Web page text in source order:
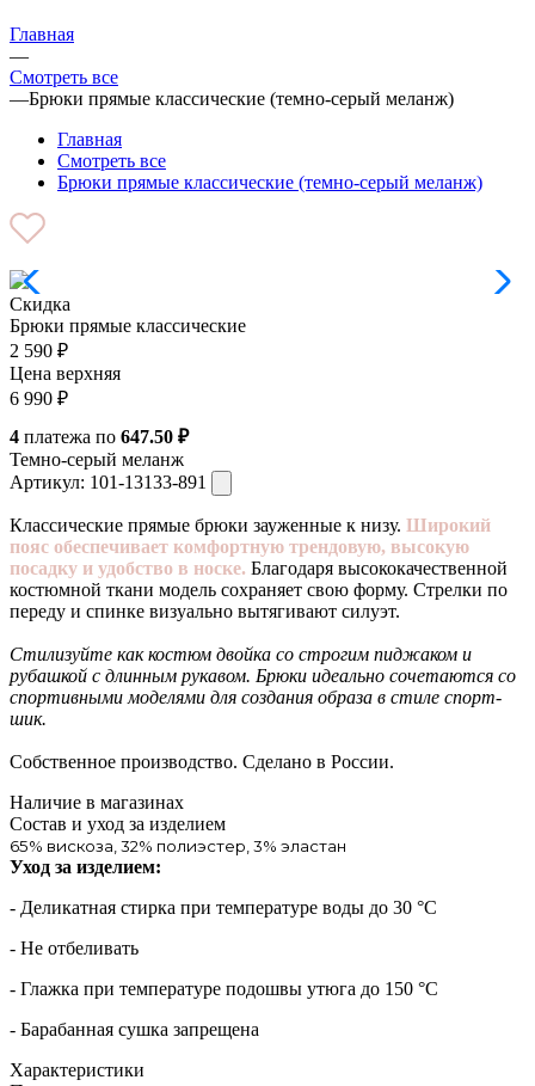
Главная
—
Смотреть все
—Брюки прямые классические (темно-серый меланж)
Главная
Смотреть все
Брюки прямые классические (темно-серый меланж)
Скидка
Брюки прямые классические
2 590 ₽
Цена верхняя
6 990 ₽
4 платежа по 647.50 ₽
Темно-серый меланж
Артикул: 101-13133-891
Классические прямые брюки зауженные к низу. Широкий
пояс обеспечивает комфортную трендовую, высокую
посадку и удобство в носке. Благодаря высококачественной
костюмной ткани модель сохраняет свою форму. Стрелки по
переду и спинке визуально вытягивают силуэт.
Стилизуйте как костюм двойка со строгим пиджаком и
рубашкой с длинным рукавом. Брюки идеально сочетаются со
спортивными моделями для создания образа в стиле спорт-
шик.
Собственное производство. Сделано в России.
Наличие в магазинах
Состав и уход за изделием
65% вискоза, 32% полиэстер, 3% эластан
Уход за изделием:
- Деликатная стирка при температуре воды до 30 °C
- Не отбеливать
- Глажка при температуре подошвы утюга до 150 °C
- Барабанная сушка запрещена
Характеристики